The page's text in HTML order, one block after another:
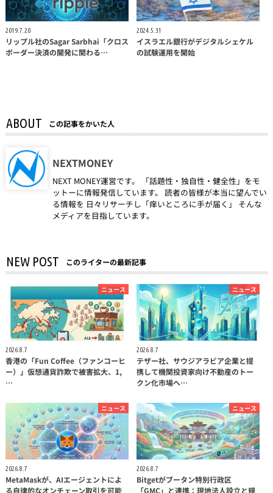
2019.7.20
リップル社のSagar Sarbhai「クロス
ボーダー決済の開発に関わる…
2024.5.31
イスラエル銀行がデジタルシェケル
の試験運用を開始
ABOUT この記事をかいた人
NEXTMONEY
NEXT MONEY運営です。 「話題性・独自性・健全性」をモ
ットーに情報発信しています。 読者の皆様が本当に望んでい
る情報を 日々リサーチし「痒いところに手が届く」 そんな
メディアを目指しています。
NEW POST このライターの最新記事
ニュース
2026.8.7
香港の「Fun Coffee（ファンコーヒ
ー）」仮想通貨詐欺で被害拡大、1,
…
ニュース
2026.8.7
テザー社、サウジアラビア企業と提
携して機関投資家向け不動産のトー
クン化市場へ…
ニュース
2026.8.7
MetaMaskが、AIエージェントによ
る自律的なオンチェーン取引を可能
ニュース
2026.8.7
Bitgetがブータン特別行政区
「GMC」と連携：現地法人設立と規